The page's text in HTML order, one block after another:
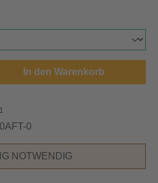
den gewünschten
In den Warenkorb
0
NOTWENDIG